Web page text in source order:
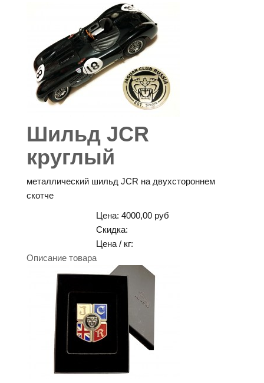
Шильд JCR
круглый
металлический шильд JCR на двухстороннем
скотче
Цена:4000,00 руб
Скидка:
Цена / кг:
Описание товара